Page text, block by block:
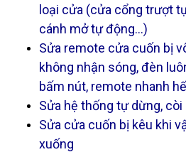
loại cửa (cửa cổng trượt
cánh mở tự động…)
Sửa remote cửa cuốn bị
không nhận sóng, đèn
bấm nút, remote nhanh
Sửa hệ thống tự dừng,
Sửa cửa cuốn bị kêu khi
xuống